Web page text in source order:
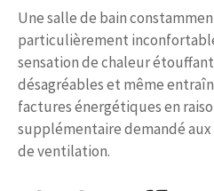
Une salle de bain
particulièrement
sensation de chaleur
désagréables et même
factures énergétiques en
supplémentaire demandé
de ventilation.